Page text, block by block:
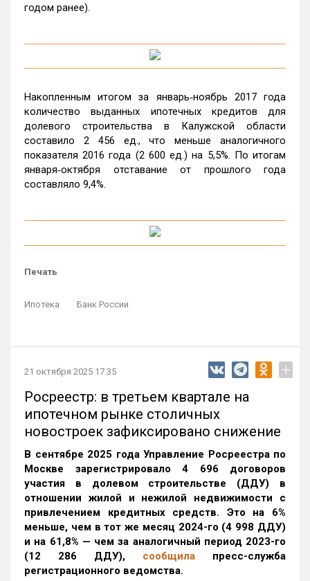
годом ранее).
Накопленным итогом за январь‑ноябрь 2017 года
количество выданных ипотечных кредитов для
долевого строительства в Калужской области
составило 2 456 ед., что меньше аналогичного
показателя 2016 года (2 600 ед.) на 5,5%. По итогам
января‑октября отставание от прошлого года
составляло 9,4%.
Печать
Ипотека Банк России
21 октября 2025 17:35 +
Росреестр: в третьем квартале на
ипотечном рынке столичных
новостроек зафиксировано снижение
В сентябре 2025 года Управление Росреестра по
Москве зарегистрировало 4 696 договоров
участия в долевом строительстве (ДДУ) в
отношении жилой и нежилой недвижимости с
привлечением кредитных средств. Это на 6%
меньше, чем в тот же месяц 2024-го (4 998 ДДУ)
и на 61,8% — чем за аналогичный период 2023-го
(12 286 ДДУ), сообщила пресс-служба
регистрационного ведомства.